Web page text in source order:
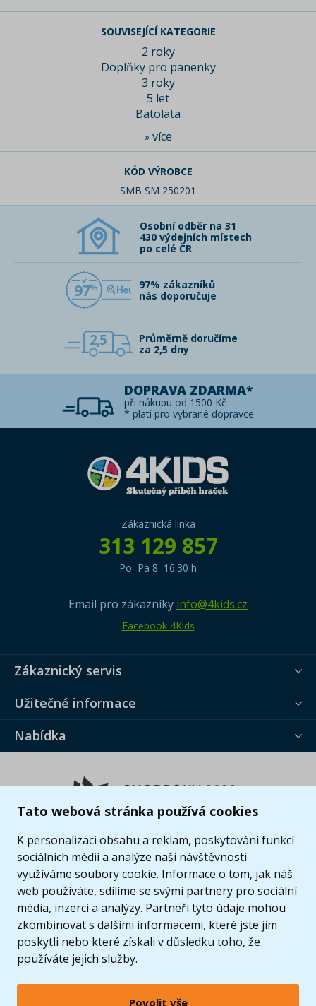
Tato webová stránka používá cookies
K personalizaci obsahu a reklam, poskytování funkcí
sociálních médií a analýze naší návštěvnosti
využíváme soubory cookie. Informace o tom, jak náš
web používáte, sdílíme se svými partnery pro sociální
média, inzerci a analýzy. Partneři tyto údaje mohou
zkombinovat s dalšími informacemi, které jste jim
poskytli nebo které získali v důsledku toho, že
používáte jejich služby.
Povolit vše
SOUVISEJÍCÍ KATEGORIE
2 roky
Doplňky pro panenky
3 roky
5 let
Batolata
» více
KÓD VÝROBCE
SMB SM 250201
Osobní odběr na 31
430 výdejních místech
po celé ČR
97
97% zákazníků
nás doporučuje
2,5
Průměrně doručíme
za 2,5 dny
DOPRAVA ZDARMA*
při nákupu od 1500 Kč
* platí pro vybrané dopravce
Zákaznická linka
313 129 857
Po–Pá 8–16:30 h
Email pro zákazníky info@4kids.cz
Facebook 4Kids
Zákaznický servis
Užitečné informace
Nabídka